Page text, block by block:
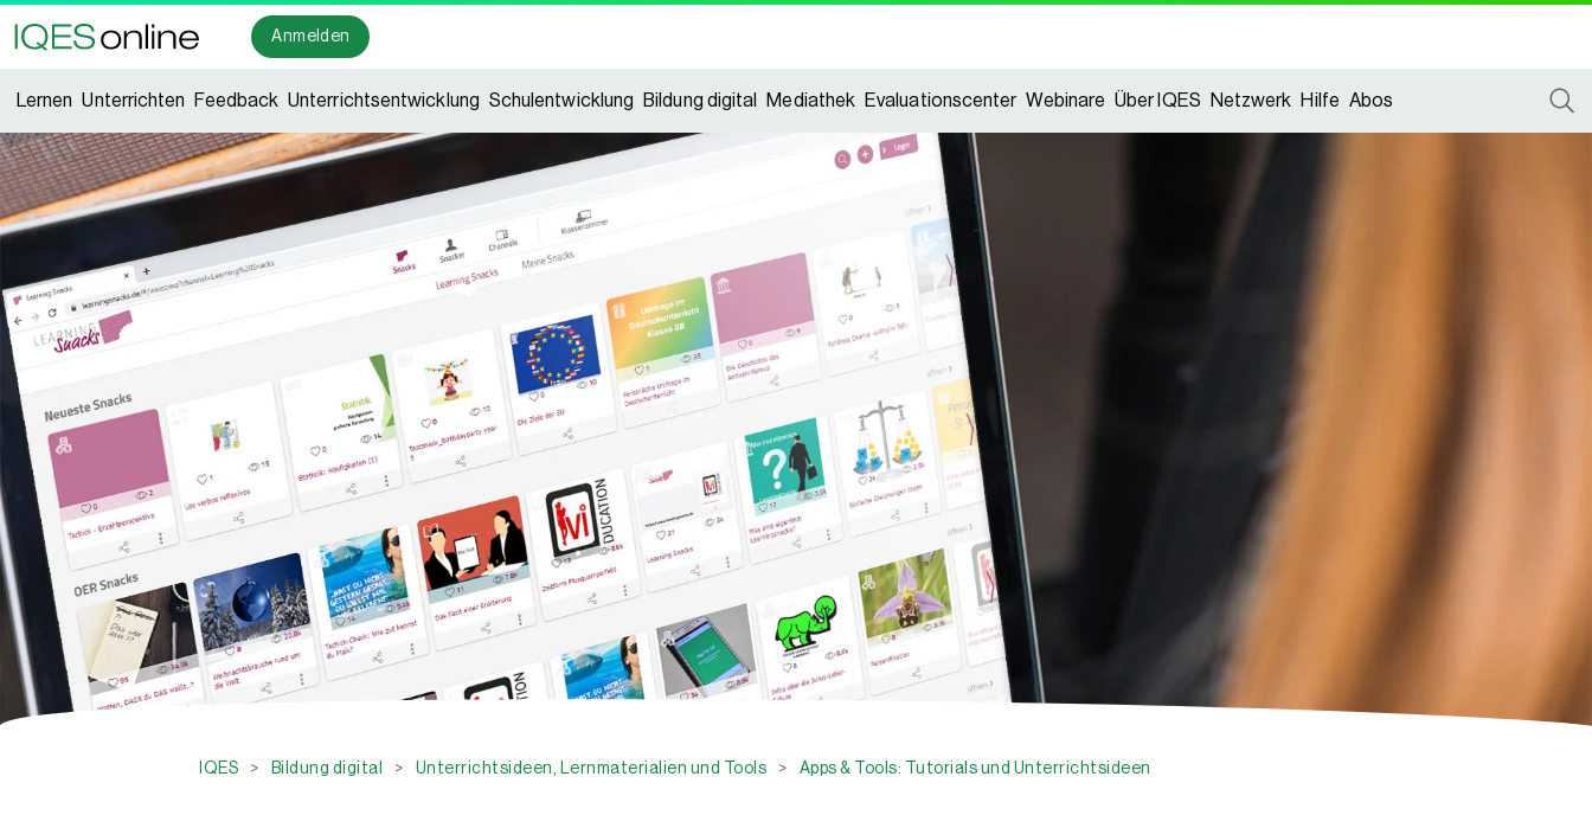
Anmelden
Lernen Unterrichten Feedback Unterrichtsentwicklung Schulentwicklung Bildung digital Mediathek Evaluationscenter Webinare Über IQES Netzwerk Hilfe Abos
IQES > Bildung digital > Unterrichtsideen, Lernmaterialien und Tools > Apps & Tools: Tutorials und Unterrichtsideen